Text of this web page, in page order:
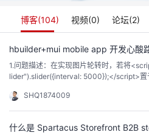
个
人
主
我
的
我
博客(104) 视频(0) 论坛(2)
hbuilder+mui mobile app 开发心酸
1.问题描述：在实现图片轮转时，若将
lider").slider({interval: 5000});</script>置
题，会遇到报指针为null的异常。若要获
未加载，导致获取失...
SHQ1874009
什么是 Spartacus Storefront B2B